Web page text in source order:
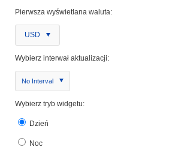
Pierwsza wyświetlana waluta:
USD
Wybierz interwał aktualizacji:
No Interval
Wybierz tryb widgetu:
Dzień
Noc